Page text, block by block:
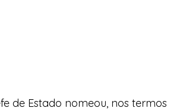
de Estado nomeou, nos termos